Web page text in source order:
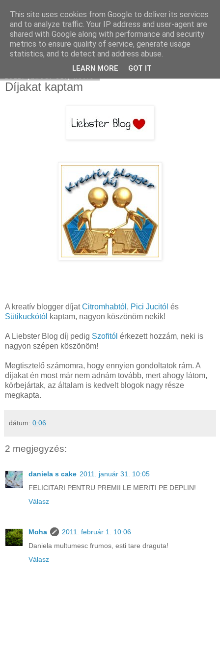
Moha Konyha
Díjakat kaptam
A kreatív blogger díjatCitromhabtól , Pici Jucitól és
Sütikuckótól kaptam, nagyon köszönöm nekik!
A Liebster Blog díj pedig Szofitól érkezett hozzám, neki is
nagyon szépen köszönöm!
Megtisztelő számomra, hogy ennyien gondoltatok rám. A
díjakat én most már nem adnám tovább, mert ahogy látom,
körbejártak, az általam is kedvelt blogok nagy része
megkapta.
dátum: 0:06
2 megjegyzés:
daniela s cake 2011. január 31. 10:05
FELICITARI PENTRU PREMII LE MERITI PE DEPLIN!
Válasz
Moha
2011. február 1. 10:06
Daniela multumesc frumos, esti tare draguta!
Válasz
This site uses cookies from Google to deliver its services
and to analyze traffic. Your IP address and user-agent are
shared with Google along with performance and security
metrics to ensure quality of service, generate usage
statistics, and to detect and address abuse.
LEARN MORE GOT IT